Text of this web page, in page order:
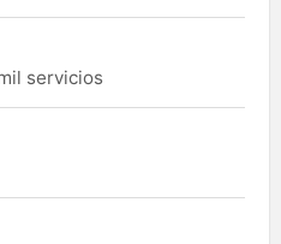
servicios